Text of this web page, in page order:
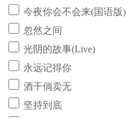
今夜你会不会来(国语版)
忽然之间
光阴的故事(Live)
永远记得你
酒干倘卖无
坚持到底